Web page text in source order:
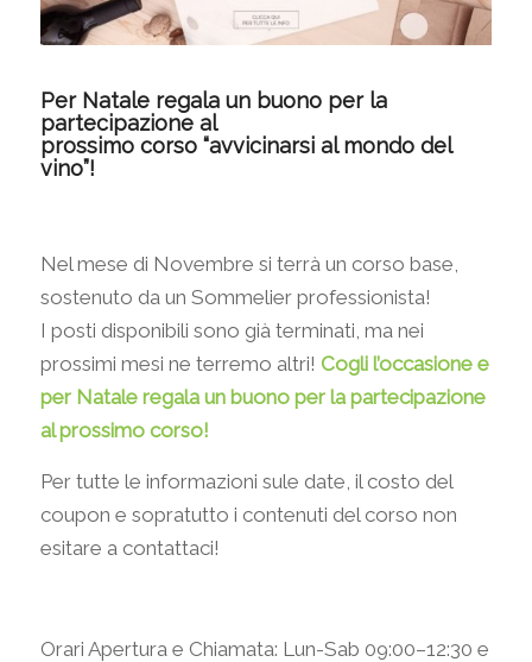
Per Natale regala un buono per la
partecipazione al
prossimo corso “avvicinarsi al mondo del
vino”!
Nel mese di Novembre si terrà un corso base,
sostenuto da un Sommelier professionista!
I posti disponibili sono già terminati, ma nei
prossimi mesi ne terremo altri! Cogli l’occasione e
per Natale regala un buono per la partecipazione
al prossimo corso!
Per tutte le informazioni sule date, il costo del
coupon e sopratutto i contenuti del corso non
esitare a contattaci!
Orari Apertura e Chiamata: Lun-Sab 09:00–12:30 e